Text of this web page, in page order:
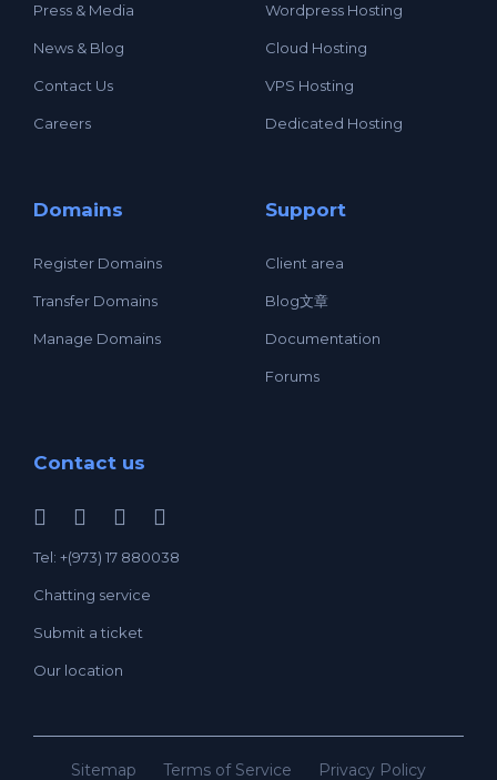
Press & Media
News & Blog
Contact Us
Careers
Wordpress Hosting
Cloud Hosting
VPS Hosting
Dedicated Hosting
Domains
Register Domains
Transfer Domains
Manage Domains
Support
Client area
Blog文章
Documentation
Forums
Contact us
Tel: +(973) 17 880038
Chatting service
Submit a ticket
Our location
Sitemap Terms of Service Privacy Policy